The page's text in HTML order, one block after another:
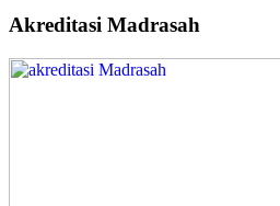
Akreditasi Madrasah